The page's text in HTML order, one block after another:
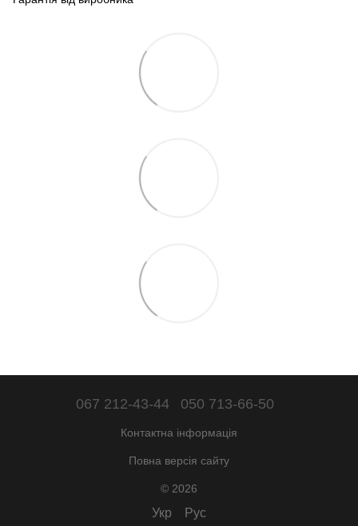
067 212-43-44 050 713-66-50
Контактна інформація
Повна версія сайту
© 2026
Укр Рус